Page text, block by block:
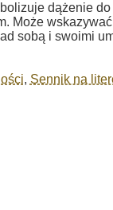
dążenie
Może
sobą i swoimi
, Sennik na